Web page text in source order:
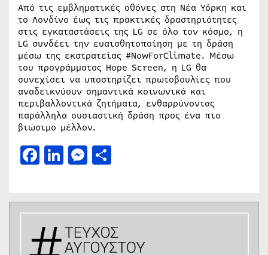
Από τις εμβληματικές οθόνες στη Νέα Υόρκη και
το Λονδίνο έως τις πρακτικές δραστηριότητες
στις εγκαταστάσεις της LG σε όλο τον κόσμο, η
LG συνδέει την ευαισθητοποίηση με τη δράση
μέσω της εκστρατείας #NowForClimate. Μέσω
του προγράμματος Hope Screen, η LG θα
συνεχίσει να υποστηρίζει πρωτοβουλίες που
αναδεικνύουν σημαντικά κοινωνικά και
περιβαλλοντικά ζητήματα, ενθαρρύνοντας
παράλληλα ουσιαστική δράση προς ένα πιο
βιώσιμο μέλλον.
Facebook
LinkedIn
Messenger